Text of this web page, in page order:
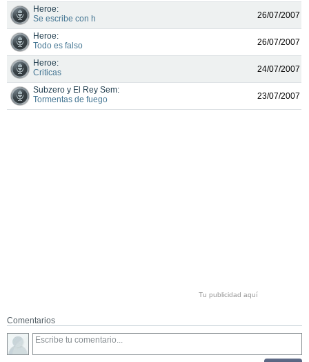
Heroe:
Se escribe con h
26/07/2007
Heroe:
Todo es falso
26/07/2007
Heroe:
Criticas
24/07/2007
Subzero y El Rey Sem:
Tormentas de fuego
23/07/2007
Tu publicidad aquí
Comentarios